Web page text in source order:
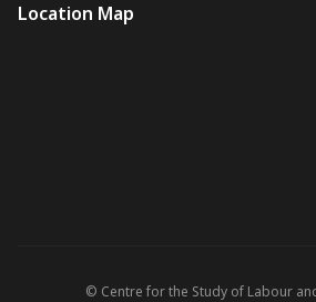
Location Map
© Centre for the Study of Labour